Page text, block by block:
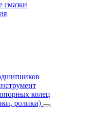
смазки
колец
ролики)